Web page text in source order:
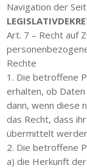
Navigation der
Art. 7 – Recht auf
Rechte
1. Die betroffene
erhalten, ob
dann, wenn diese
das Recht, dass
übermittelt
2. Die betroffene
a) die Herkunft